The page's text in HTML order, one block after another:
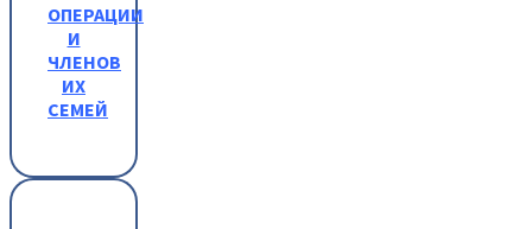
ОПЕРАЦИИ
И
ЧЛЕНОВ
ИХ
СЕМЕЙ